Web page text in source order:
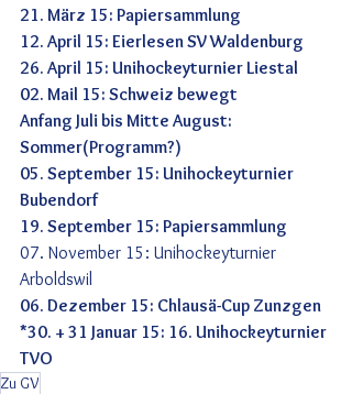
21. März 15: Papiersammlung
12. April 15: Eierlesen SV Waldenburg
26. April 15: Unihockeyturnier Liestal
02. Mail 15: Schweiz bewegt
Anfang Juli bis Mitte August:
Sommer(Programm?)
05. September 15: Unihockeyturnier
Bubendorf
19. September 15: Papiersammlung
07. November 15: Unihockeyturnier
Arboldswil
06. Dezember 15: Chlausä-Cup Zunzgen
*30. + 31 Januar 15: 16. Unihockeyturnier
TVO
Zu GV